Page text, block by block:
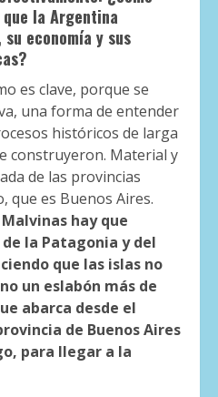
la Argentina
economía y sus
es clave, porque se
una forma de entender
históricos de larga
construyeron. Material y
de las provincias
que es Buenos Aires.
hay que
la Patagonia y del
que las islas no
un eslabón más de
abarca desde el
de Buenos Aires
para llegar a la